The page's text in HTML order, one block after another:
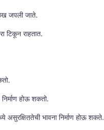
जपली जाते.
टिकून राहतात.
होऊ शकतो.
असुरक्षिततेची भावना निर्माण होऊ शकते.